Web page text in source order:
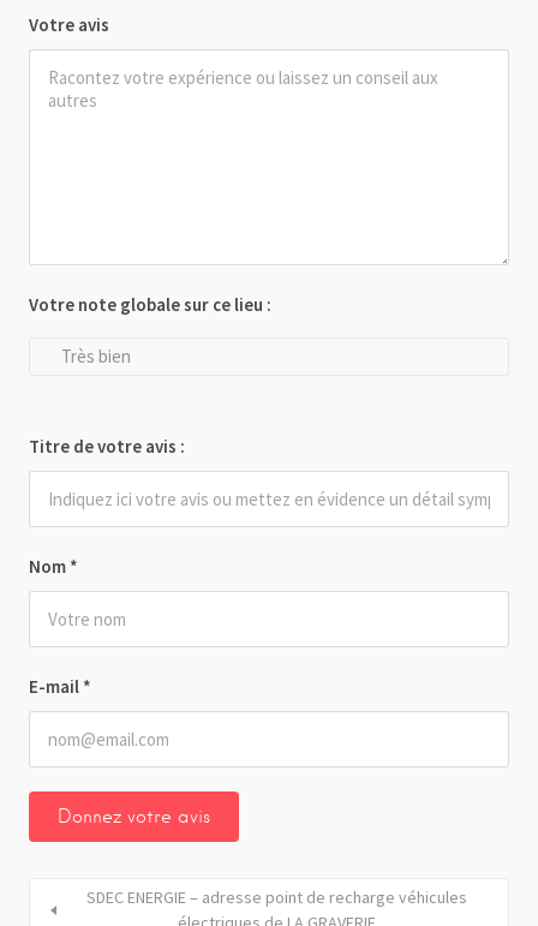
Votre avis
Nom *
E-mail *
Votre note globale sur ce lieu :
Très bien
Titre de votre avis :
SDEC ENERGIE – adresse point de recharge véhicules